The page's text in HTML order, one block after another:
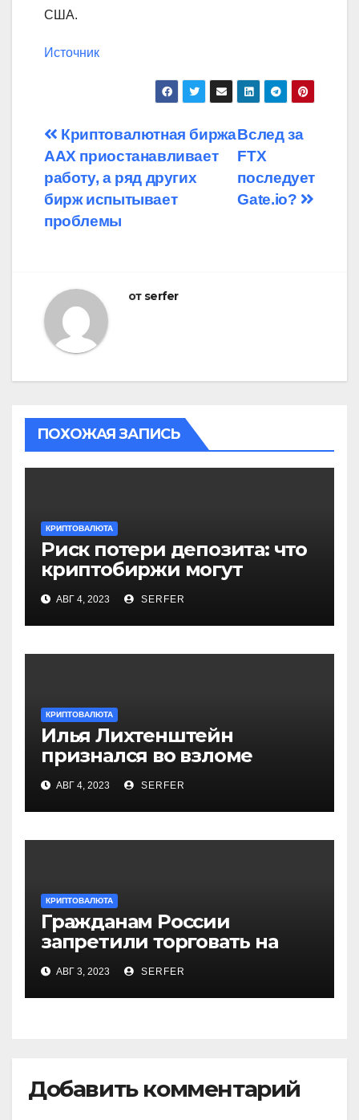
США.
Источник
Навигация
по
записям
Вслед за
FTX
последует
Gate.io?
Криптовалютная биржа
AAX приостанавливает
работу, а ряд других
бирж испытывает
проблемы
от serfer
ПОХОЖАЯ ЗАПИСЬ
КРИПТОВАЛЮТА
Риск потери депозита: что
криптобиржи могут
сделать с деньгами
клиентов
АВГ 4, 2023 SERFER
КРИПТОВАЛЮТА
Илья Лихтенштейн
признался во взломе
биржи Bitfinex в 2016 году
АВГ 4, 2023 SERFER
КРИПТОВАЛЮТА
Гражданам России
запретили торговать на
первой криптобирже
Гонконга HashKey Exchange
АВГ 3, 2023 SERFER
Добавить комментарий